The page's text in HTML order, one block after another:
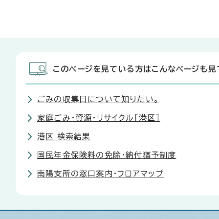
このページを見ている方はこんなページも見
ごみの収集日について知りたい。
家庭ごみ・資源・リサイクル［港区］
港区 検索結果
国民年金保険料の免除・納付猶予制度
南陽支所の窓口案内・フロアマップ